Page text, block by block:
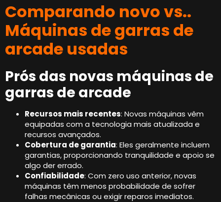
Comparando novo vs..
Máquinas de garras de
arcade usadas
Prós das novas máquinas de
garras de arcade
Recursos mais recentes: Novas máquinas vêm
equipadas com a tecnologia mais atualizada e
recursos avançados.
Cobertura de garantia: Eles geralmente incluem
garantias, proporcionando tranquilidade e apoio se
algo der errado.
Confiabilidade: Com zero uso anterior, novas
máquinas têm menos probabilidade de sofrer
falhas mecânicas ou exigir reparos imediatos.